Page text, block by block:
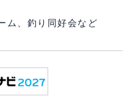
ム、釣り同好会など